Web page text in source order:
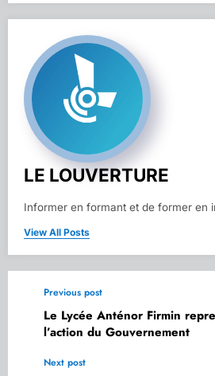
LE LOUVERTURE
Informer en formant et de former en
View All Posts
Previous post
Le Lycée Anténor Firmin
l’action du Gouvernement
Next post